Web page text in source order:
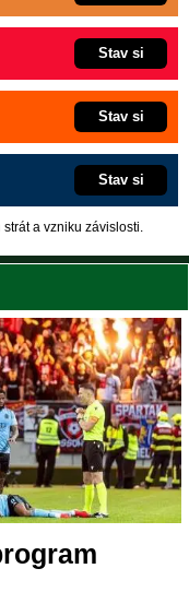
Stav si
Stav si
Stav si
a vzniku závislosti.